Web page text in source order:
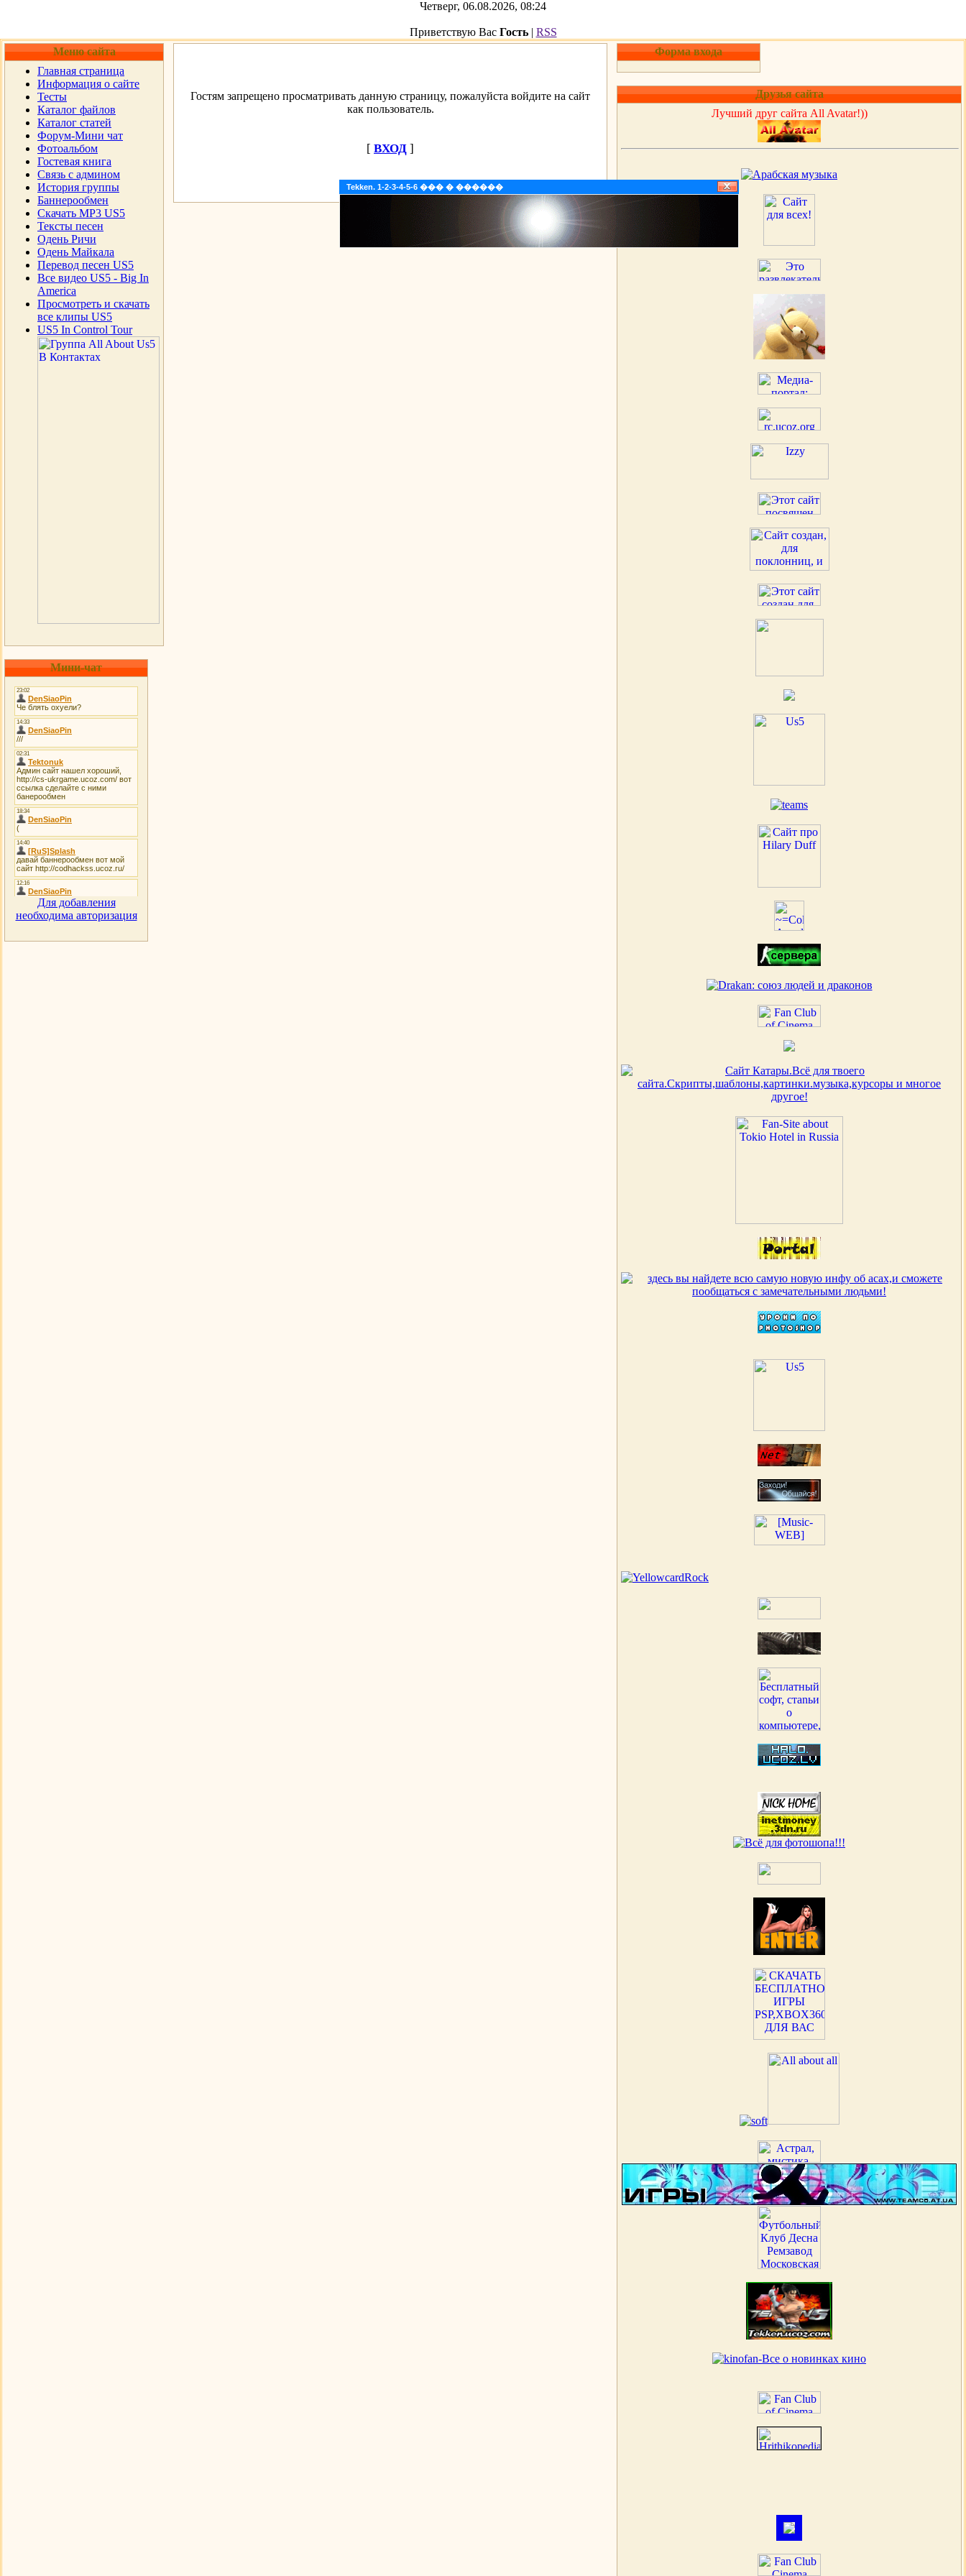
Четверг, 06.08.2026, 08:24
Приветствую Вас Гость| RSS
Меню сайта
Главная страница
Информация о сайте
Тесты
Каталог файлов
Каталог статей
Форум-Мини чат
Фотоальбом
Гостевая книга
Cвязь с админом
История группы
Баннерообмен
Скачать MP3 US5
Тексты песен
Одень Ричи
Одень Майкала
Перевод песен US5
Все видео US5 - Big In
America
Просмотреть и скачать
все клипы US5
US5 In Control Tour
Tekken. 1-2-3-4-5-6 ��� � ������
Мини-чат
Для добавления
необходима авторизация
Гостям запрещено просматривать данную страницу, пожалуйста войдите на сайт
как пользователь.
[ ВХОД ]
Форма входа
Друзья сайта
Лучший друг сайта All Avatar!))